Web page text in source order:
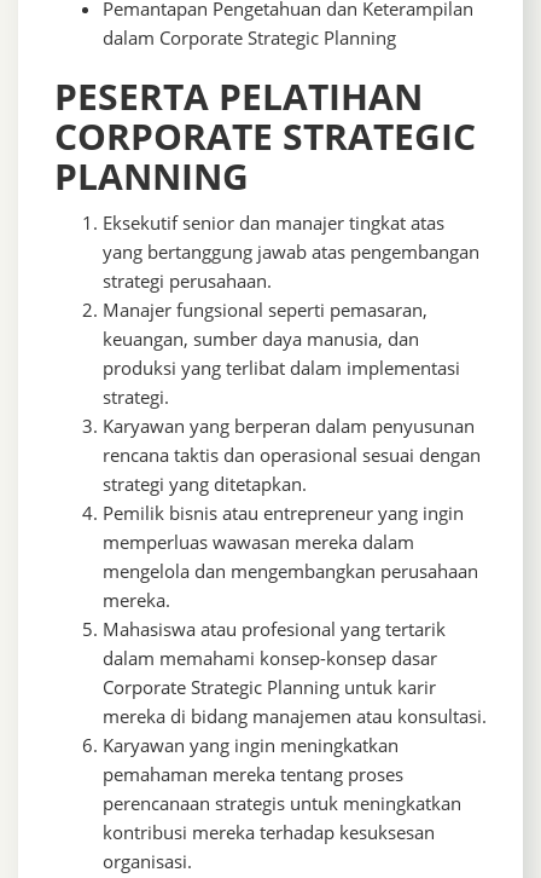
Pemantapan Pengetahuan dan Keterampilan
dalam Corporate Strategic Planning
PESERTA PELATIHAN
CORPORATE STRATEGIC
PLANNING
Eksekutif senior dan manajer tingkat atas
yang bertanggung jawab atas pengembangan
strategi perusahaan.
Manajer fungsional seperti pemasaran,
keuangan, sumber daya manusia, dan
produksi yang terlibat dalam implementasi
strategi.
Karyawan yang berperan dalam penyusunan
rencana taktis dan operasional sesuai dengan
strategi yang ditetapkan.
Pemilik bisnis atau entrepreneur yang ingin
memperluas wawasan mereka dalam
mengelola dan mengembangkan perusahaan
mereka.
Mahasiswa atau profesional yang tertarik
dalam memahami konsep-konsep dasar
Corporate Strategic Planning untuk karir
mereka di bidang manajemen atau konsultasi.
Karyawan yang ingin meningkatkan
pemahaman mereka tentang proses
perencanaan strategis untuk meningkatkan
kontribusi mereka terhadap kesuksesan
organisasi.